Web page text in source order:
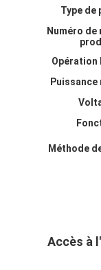
Visite d'usine
Contrôle de
Parlez
Ascenseur
Type de
Numéro de
Opération
Puissance
Méthode
Accès à